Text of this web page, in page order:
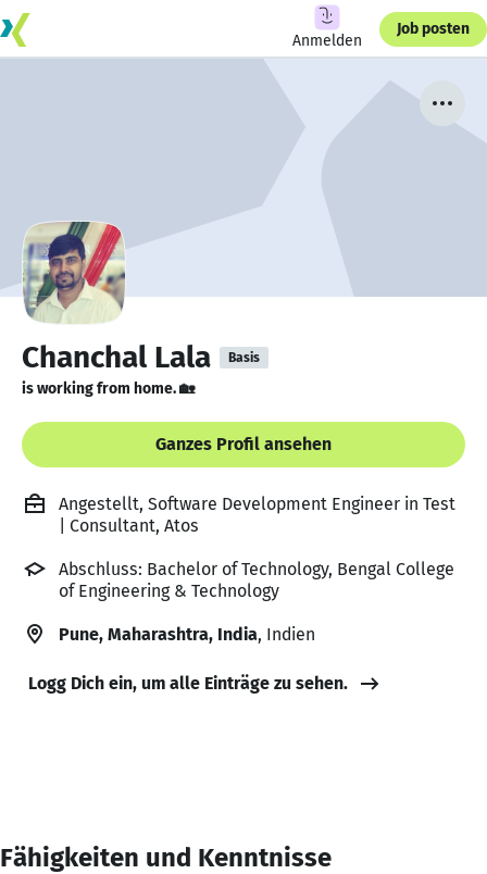
Anmelden
Job posten
Chanchal Lala Basis
is working from home. 🏡
Ganzes Profil ansehen
Angestellt, Software Development Engineer in Test
| Consultant, Atos
Abschluss: Bachelor of Technology, Bengal College
of Engineering & Technology
Pune, Maharashtra, India, Indien
Logg Dich ein, um alle Einträge zu sehen.
Fähigkeiten und Kenntnisse